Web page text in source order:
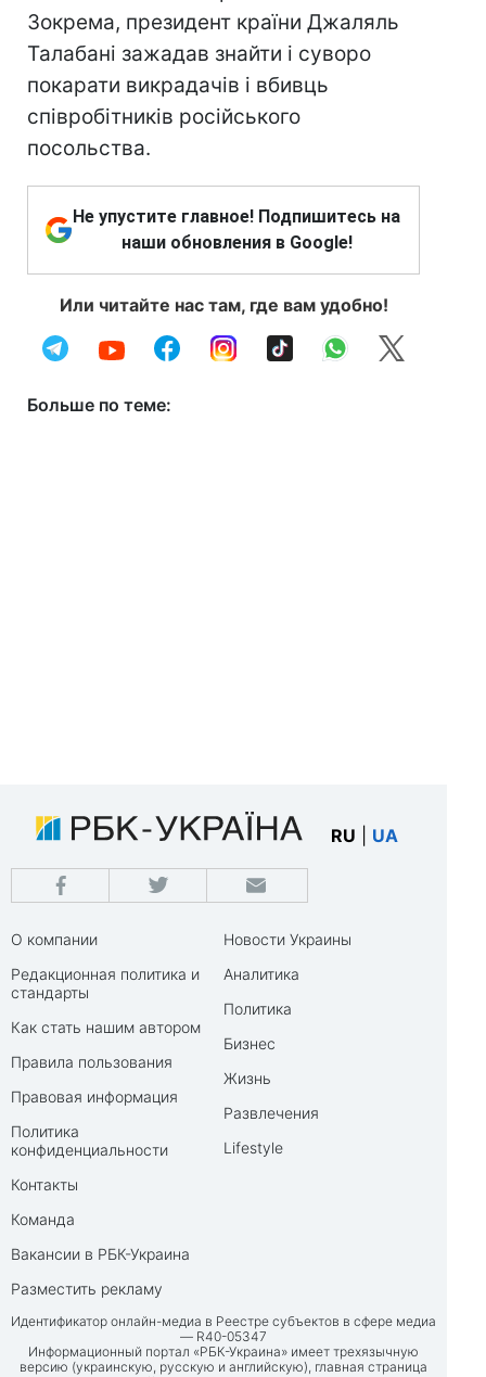
Зокрема, президент країни Джаляль
Талабані зажадав знайти і суворо
покарати викрадачів і вбивць
співробітників російського
посольства.
Не упустите главное! Подпишитесь на
наши обновления в Google!
Или читайте нас там, где вам удобно!
Больше по теме:
RU UA
О компании
Редакционная политика и
стандарты
Как стать нашим автором
Правила пользования
Правовая информация
Политика
конфиденциальности
Контакты
Команда
Вакансии в РБК-Украина
Разместить рекламу
Новости Украины
Аналитика
Политика
Бизнес
Жизнь
Развлечения
Lifestyle
Идентификатор онлайн-медиа в Реестре субъектов в сфере медиа
— R40-05347
Информационный портал «РБК-Украина» имеет трехязычную
версию (украинскую, русскую и английскую), главная страница